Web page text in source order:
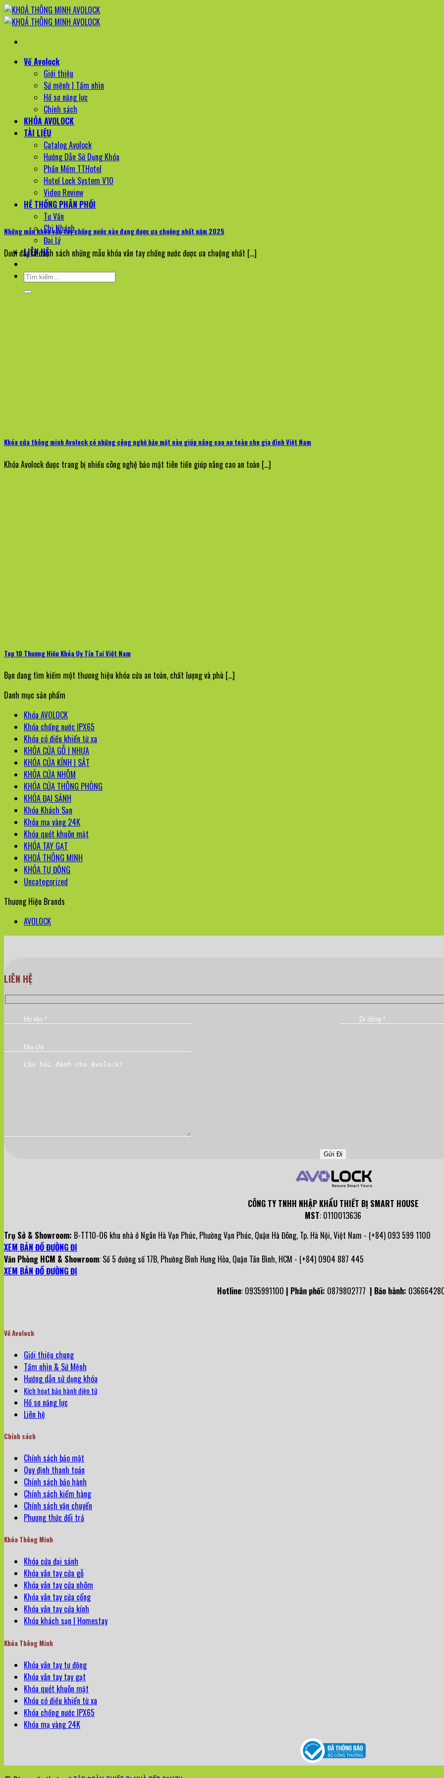
Bỏ
qua
dung
Về Avolock
Giới thiệu
Sứ mệnh | Tầm nhìn
Hồ sơ năng lực
Chính sách
KHÓA AVOLOCK
TÀI LIỆU
Catalog Avolock
Hướng Dẫn Sử Dụng Khóa
Phần Mềm TTHotel
Hotel Lock System V10
Video Review
HỆ THỐNG PHÂN PHỐI
Tư Vấn
Chi Nhánh
Đại Lý
LIÊN HỆ
Tìm
kiếm:
Những mẫu khóa vân tay chống nước nào đang được ưa chuộng nhất năm 2025
Dưới đây là danh sách những mẫu khóa vân tay chống nước được ưa chuộng nhất [...]
Khóa cửa thông minh Avolock có những công nghệ bảo mật nào giúp nâng cao an toàn cho gia đình Việt Nam
Khóa Avolock được trang bị nhiều công nghệ bảo mật tiên tiến giúp nâng cao an toàn [...]
Top 10 Thương Hiệu Khóa Uy Tín Tại Việt Nam
Bạn đang tìm kiếm một thương hiệu khóa cửa an toàn, chất lượng và phù [...]
Danh mục sản phẩm
Khóa AVOLOCK
Khóa chống nước IPX65
Khóa có điều khiển từ xa
KHÓA CỬA GỖ | NHỰA
KHÓA CỬA KÍNH | SẮT
KHÓA CỬA NHÔM
KHÓA CỬA THÔNG PHÒNG
KHÓA ĐẠI SẢNH
Khóa Khách Sạn
Khóa mạ vàng 24K
Khóa quét khuôn mặt
KHÓA TAY GẠT
KHOÁ THÔNG MINH
KHÓA TỰ ĐỘNG
Uncategorized
Thương Hiệu Brands
AVOLOCK
LIÊN HỆ
CÔNG TY TNHH NHẬP KHẨU THIẾT BỊ SMART HOUSE
MST: 0110013636
Trụ Sở & Showroom: B-TT10-06 khu nhà ở Ngân Hà Vạn Phúc, Phường Vạn Phúc, Quận Hà Đông, Tp. Hà Nội, Việt Nam - (+84) 093 599 1100
XEM BẢN ĐỒ ĐƯỜNG ĐI
Văn Phòng HCM & Showroom: Số 5 đường số 17B, Phường Bình Hưng Hòa, Quận Tân Bình, HCM - (+84) 0904 887 445
XEM BẢN ĐỒ ĐƯỜNG ĐI
Hotline: 0935991100 | Phân phối: 0879802777 | Bảo hành:
Về Avolock
Giới thiệu chung
Tầm nhìn & Sứ Mệnh
Hướng dẫn sử dụng khóa
Kích hoạt bảo hành điện tử
Hồ sơ năng lực
Liên hệ
Chính sách
Chính sách bảo mật
Quy định thanh toán
Chính sách bảo hành
Chính sách kiểm hàng
Chính sách vận chuyển
Phương thức đổi trả
Khóa Thông Minh
Khóa cửa đại sảnh
Khóa vân tay cửa gỗ
Khóa vân tay cửa nhôm
Khóa vân tay cửa cổng
Khóa vân tay cửa kính
Khóa khách sạn | Homestay
Khóa Thông Minh
Khóa vân tay tự động
Khóa vân tay tay gạt
Khóa quét khuôn mặt
Khóa có điều khiển từ xa
Khóa chống nước IPX65
Khóa mạ vàng 24K